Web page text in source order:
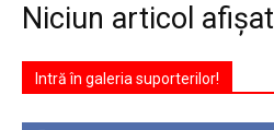
Niciun articol afișat
Intră în galeria suporterilor!